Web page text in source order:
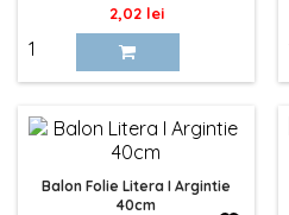
Pret
2,02 lei
Balon Folie Litera I Argintie
40cm